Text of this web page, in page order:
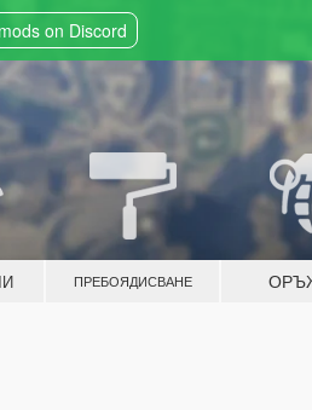
on Discord
ПРЕБОЯДИСВАНЕ